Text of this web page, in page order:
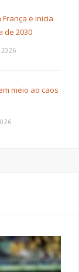
e inicia
de 2030
meio ao caos